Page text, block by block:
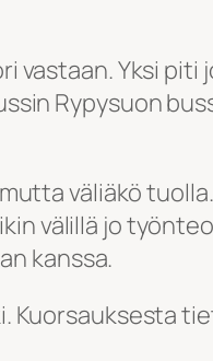
vastaan. Yksi piti
Rypysuon
väliäkö
välillä jo
kanssa.
Kuorsauksesta